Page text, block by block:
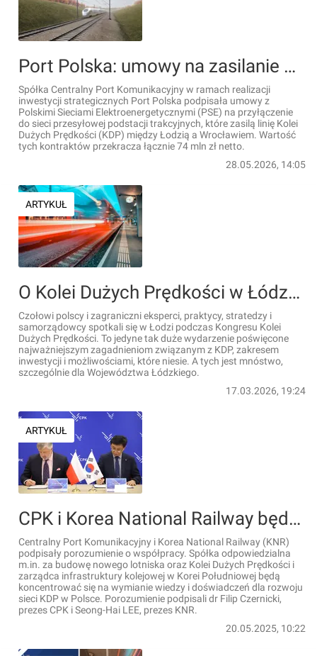
Port Polska: umowy na zasilanie odcinka kolejowego Łódź – Wrocław podpisane
Spółka Centralny Port Komunikacyjny w ramach realizacji
inwestycji strategicznych Port Polska podpisała umowy z
Polskimi Sieciami Elektroenergetycznymi (PSE) na przyłączenie
do sieci przesyłowej podstacji trakcyjnych, które zasilą linię Kolei
Dużych Prędkości (KDP) między Łodzią a Wrocławiem. Wartość
tych kontraktów przekracza łącznie 74 mln zł netto.
28.05.2026, 14:05
ARTYKUŁ
O Kolei Dużych Prędkości w Łódzkiem
Czołowi polscy i zagraniczni eksperci, praktycy, stratedzy i
samorządowcy spotkali się w Łodzi podczas Kongresu Kolei
Dużych Prędkości. To jedyne tak duże wydarzenie poświęcone
najważniejszym zagadnieniom związanym z KDP, zakresem
inwestycji i możliwościami, które niesie. A tych jest mnóstwo,
szczególnie dla Województwa Łódzkiego.
17.03.2026, 19:24
ARTYKUŁ
CPK i Korea National Railway będą współpracować w obszarze KDP w Polsce
Centralny Port Komunikacyjny i Korea National Railway (KNR)
podpisały porozumienie o współpracy. Spółka odpowiedzialna
m.in. za budowę nowego lotniska oraz Kolei Dużych Prędkości i
zarządca infrastruktury kolejowej w Korei Południowej będą
koncentrować się na wymianie wiedzy i doświadczeń dla rozwoju
sieci KDP w Polsce. Porozumienie podpisali dr Filip Czernicki,
prezes CPK i Seong-Hai LEE, prezes KNR.
20.05.2025, 10:22